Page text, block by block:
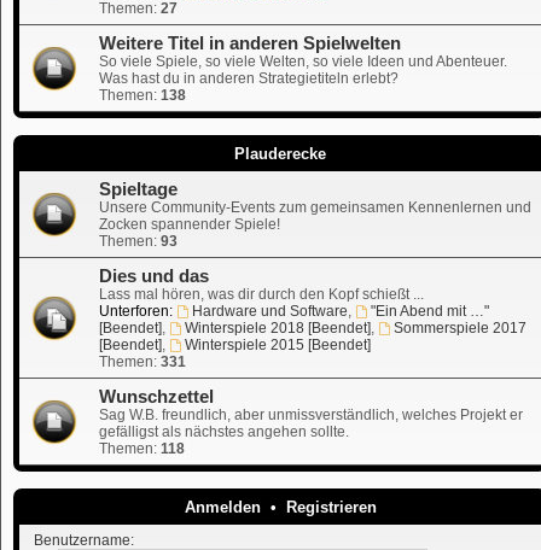
Themen: 27
Weitere Titel in anderen Spielwelten
So viele Spiele, so viele Welten, so viele Ideen und Abenteuer.
Was hast du in anderen Strategietiteln erlebt?
Themen: 138
Plauderecke
Spieltage
Unsere Community-Events zum gemeinsamen Kennenlernen und
Zocken spannender Spiele!
Themen: 93
Dies und das
Lass mal hören, was dir durch den Kopf schießt ...
Unterforen:
Hardware und Software,
"Ein Abend mit …"
[Beendet], Winterspiele 2018 [Beendet],
Sommerspiele 2017
[Beendet],
Winterspiele 2015 [Beendet]
Themen: 331
Wunschzettel
Sag W.B. freundlich, aber unmissverständlich, welches Projekt er
gefälligst als nächstes angehen sollte.
Themen: 118
Anmelden• Registrieren
Benutzername: